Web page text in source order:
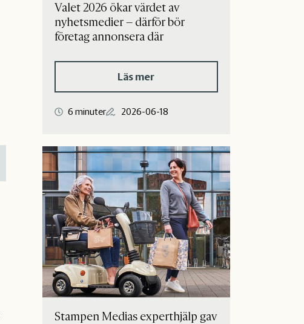
Valet 2026 ökar värdet av
nyhetsmedier – därför bör
företag annonsera där
Läs mer
6 minuter 2026-06-18
Stampen Medias experthjälp gav